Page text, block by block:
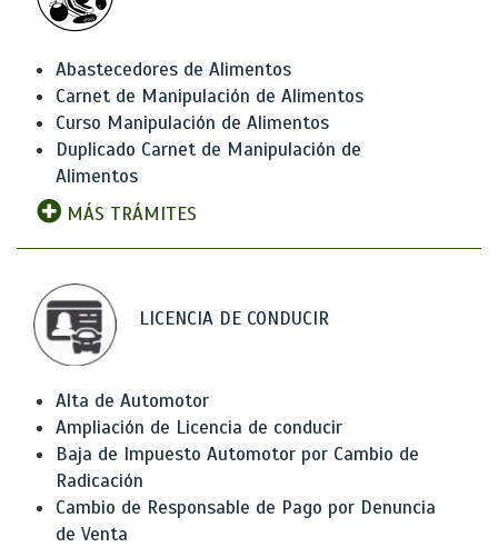
Abastecedores de Alimentos
Carnet de Manipulación de Alimentos
Curso Manipulación de Alimentos
Duplicado Carnet de Manipulación de
Alimentos
MÁS TRÁMITES
LICENCIA DE CONDUCIR
Alta de Automotor
Ampliación de Licencia de conducir
Baja de Impuesto Automotor por Cambio de
Radicación
Cambio de Responsable de Pago por Denuncia
de Venta